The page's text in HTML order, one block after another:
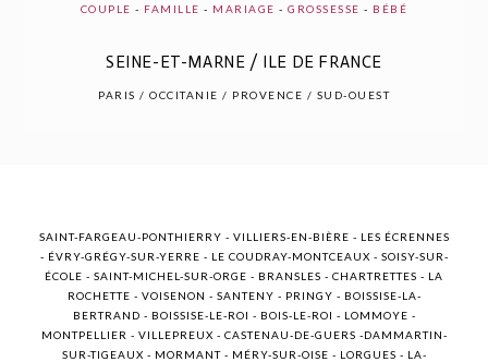
POST COMMENT
COUPLE - FAMILLE - MARIAGE -GROSSESSE - BÉBÉ
SEINE-ET-MARNE / ILE DE FRANCE
PARIS / OCCITANIE / PROVENCE / SUD-OUEST
SAINT-FARGEAU-PONTHIERRY - VILLIERS-EN-BIÈRE - LES ÉCRENNES
- ÉVRY-GRÉGY-SUR-YERRE - LE COUDRAY-MONTCEAUX - SOISY-SUR-
ÉCOLE - SAINT-MICHEL-SUR-ORGE - BRANSLES - CHARTRETTES - LA
ROCHETTE - VOISENON - SANTENY - PRINGY - BOISSISE-LA-
BERTRAND - BOISSISE-LE-ROI - BOIS-LE-ROI - LOMMOYE -
MONTPELLIER - VILLEPREUX - CASTENAU-DE-GUERS -DAMMARTIN-
SUR-TIGEAUX - MORMANT - MÉRY-SUR-OISE - LORGUES - LA-